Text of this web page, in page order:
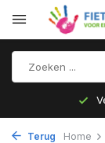
Terug Home